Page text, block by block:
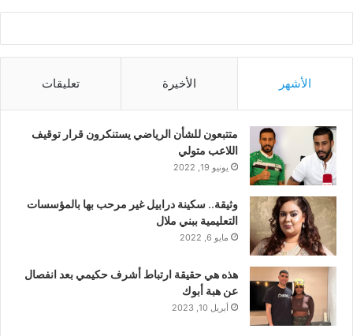
الأشهر الأخيرة تعليقات
متتبعون للشأن الرياضي يستنكرون قرار توقيف
اللاعب متولي
يونيو 19, 2022
وثيقة.. سكينة درابيل غير مرحب بها بالمؤسسات
التعليمية ببني ملال
مايو 6, 2022
هذه هي حقيقة ارتباط أشرف حكيمي بعد انفصال
عن هبة أبوك
أبريل 10, 2023